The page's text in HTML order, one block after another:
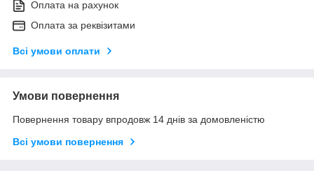
Оплата на рахунок
Оплата за реквізитами
Всі умови оплати
Умови повернення
Повернення товару впродовж 14 днів за домовленістю
Всі умови повернення